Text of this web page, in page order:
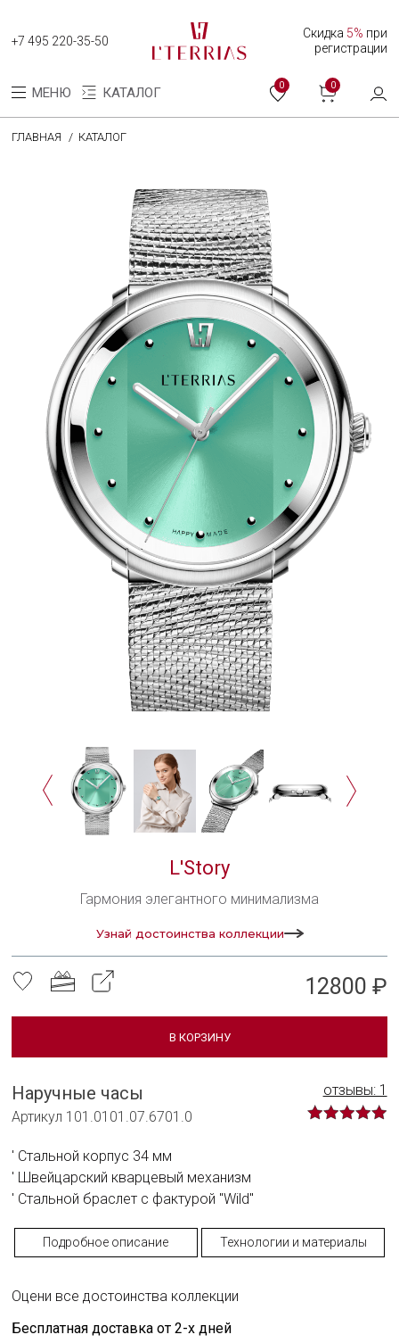
+7 495 220-35-50
Скидка 5% при
регистрации
МЕНЮ КАТАЛОГ 0 0
Коллекция женских часов
Коллекция мужских часов
Программа лояльности
Оплата и доставка
Оплата долями
Сотрудничать с нами
Технологии и материалы
Система смены ремешка
Уход за часами
Сервисное обслуживание
Гарантийные обязательства
ГЛАВНАЯ КАТАЛОГ
L'Story
Гармония элегантного минимализма
Узнай достоинства коллекции
12800 ₽
В КОРЗИНУ
Наручные часы
Артикул 101.0101.07.6701.0
отзывы: 1
Стальной корпус 34 мм
Швейцарский кварцевый механизм
Стальной браслет с фактурой "Wild"
Подробное описание Технологии и материалы
Оцени все достоинства коллекции
Бесплатная доставка от 2-х дней